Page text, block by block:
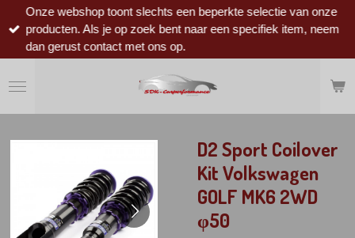
direct
naar
hoofdinhoud
Onze webshop toont slechts een beperkte selectie van onze
producten. Als je op zoek bent naar een specifiek item, neem
dan gerust contact met ons op.
D2 Sport Coilover
Kit Volkswagen
GOLF MK6 2WD
φ50